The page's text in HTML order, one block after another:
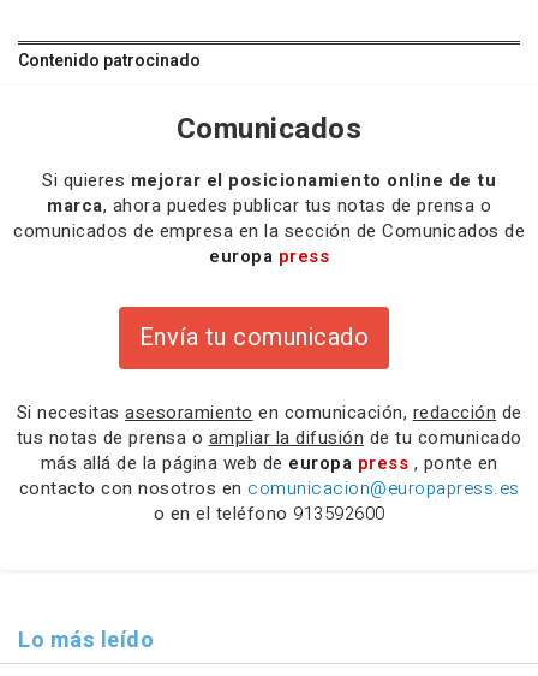
Contenido patrocinado
Comunicados
Si quieres mejorar el posicionamiento online de tu
marca, ahora puedes publicar tus notas de prensa o
comunicados de empresa en la sección de Comunicados de
europa press
Envía tu comunicado
Si necesitas asesoramiento en comunicación, redacción de
tus notas de prensa o ampliar la difusión de tu comunicado
más allá de la página web de europa press , ponte en
contacto con nosotros en comunicacion@europapress.es
o en el teléfono 913592600
Lo más leído